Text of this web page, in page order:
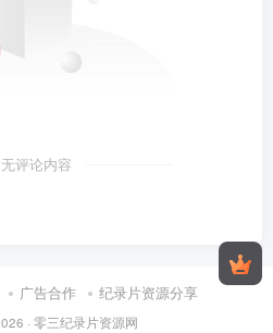
评论内容
广告合作 纪录片资源分享
· 零三纪录片资源网